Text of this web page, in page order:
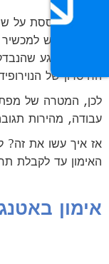
אטנגו מבוססת על
במסך. ברגע
החיסרון של
לכן, המטרה של
עבודה, מהירות
אז איך עשו את זה?
האימון עד לקבלת
אימון